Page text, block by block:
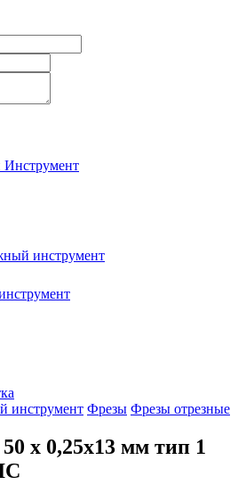
Инструмент
инструмент
инструмент Фрезы Фрезы отрезные
x 0,25x13 мм тип 1